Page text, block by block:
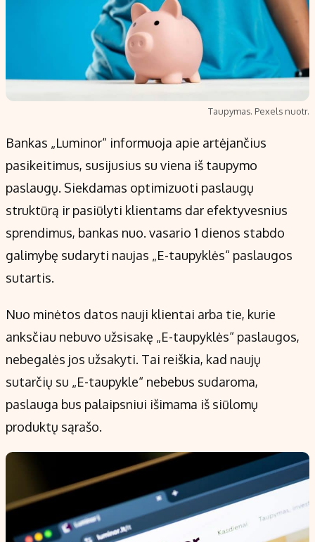
Taupymas. Pexels nuotr.
Bankas „Luminor“ informuoja apie artėjančius
pasikeitimus, susijusius su viena iš taupymo
paslaugų. Siekdamas optimizuoti paslaugų
struktūrą ir pasiūlyti klientams dar efektyvesnius
sprendimus, bankas nuo. vasario 1 dienos stabdo
galimybę sudaryti naujas „E-taupyklės“ paslaugos
sutartis.
Nuo minėtos datos nauji klientai arba tie, kurie
anksčiau nebuvo užsisakę „E-taupyklės“ paslaugos,
nebegalės jos užsakyti. Tai reiškia, kad naujų
sutarčių su „E-taupykle“ nebebus sudaroma,
paslauga bus palaipsniui išimama iš siūlomų
produktų sąrašo.